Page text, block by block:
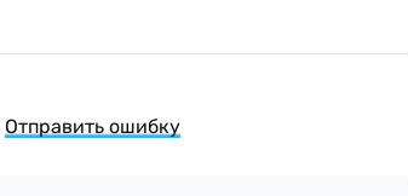
Отправить ошибку